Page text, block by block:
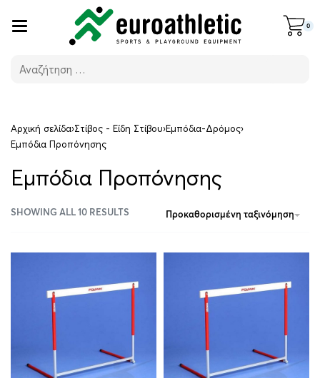
0
Αρχική σελίδα›Στίβος - Είδη Στίβου›Εμπόδια-Δρόμος›
Εμπόδια Προπόνησης
Εμπόδια Προπόνησης
SHOWING ALL 10 RESULTS Προκαθορισμένη ταξινόμηση